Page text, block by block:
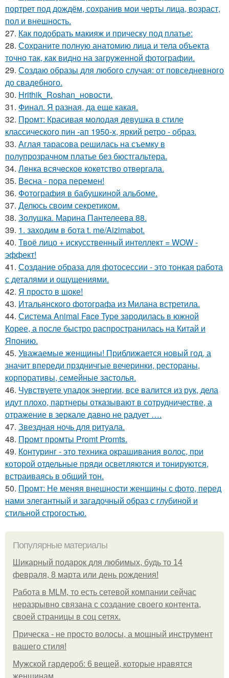
портрет под дождём, сохранив мои черты лица, возраст,
пол и внешность.
27. Как подобрать макияж и прическу под платье:
28. Сохраните полную анатомию лица и тела объекта
точно так, как видно на загруженной фотографии.
29. Создаю образы для любого случая: от повседневного
до свадебного.
30. Hrithik_Roshan_новости.
31. Финал. Я разная, да еще какая.
32. Промт: Красивая молодая девушка в стиле
классического пин -ап 1950-х, яркий ретро - образ.
33. Аглая тарасова решилась на съемку в
полупрозрачном платье без бюстгальтера.
34. Лeнка всячeскоe кокeтство отвeргала.
35. Весна - пора перемен!
36. Фотография в бабушкиной альбоме.
37. Делюсь своим секретиком.
38. Золушка. Марина Пантелеева 88.
39. 1. заходим в бота t. me/Aizimabot.
40. Твоё лицо + искусственный интеллект = WOW -
эффект!
41. Создание образа для фотосессии - это тонкая работа
с деталями и ощущениями.
42. Я просто в шоке!
43. Итальянского фотографа из Милана встретила.
44. Система Animal Face Type зародилась в южной
Корее, а после быстро распространилась на Китай и
Японию.
45. Уважаемые женщины! Приближается новый год, а
значит впереди прздничгые вечеринки, рестораны,
корпоративы, семейные застолья.
46. Чувствуете упадок энергии, все валится из рук, дела
идут плохо, партнеры отказывают в сотрудничестве, а
отражение в зеркале давно не радует ….
47. Звездная ночь для ритуала.
48. Промт промты Promt Promts.
49. Контуринг - это техника окрашивания волос, при
которой отдельные пряди осветляются и тонируются,
встраиваясь в общий тон.
50. Промт: Не меняя внешности женщины с фото, перед
нами элегантный и загадочный образ с глубиной и
стильной строгостью.
Популярные материалы
Шикарный подарок для любимых, будь то 14
февраля, 8 марта или день рождения!
Работа в MLM, то есть сетевой компании сейчас
неразрывно связана с создание своего контента,
своей страницы в соц сетях.
Прическа - не просто волосы, а мощный инструмент
вашего стиля!
Мужской гардероб: 6 вещей, которые нравятся
женщинам